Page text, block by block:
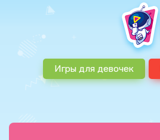
Игры для девочек